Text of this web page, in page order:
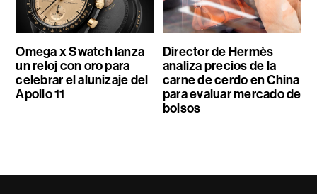
Omega x Swatch lanza
un reloj con oro para
celebrar el alunizaje del
Apollo 11
Director de Hermès
analiza precios de la
carne de cerdo en China
para evaluar mercado de
bolsos